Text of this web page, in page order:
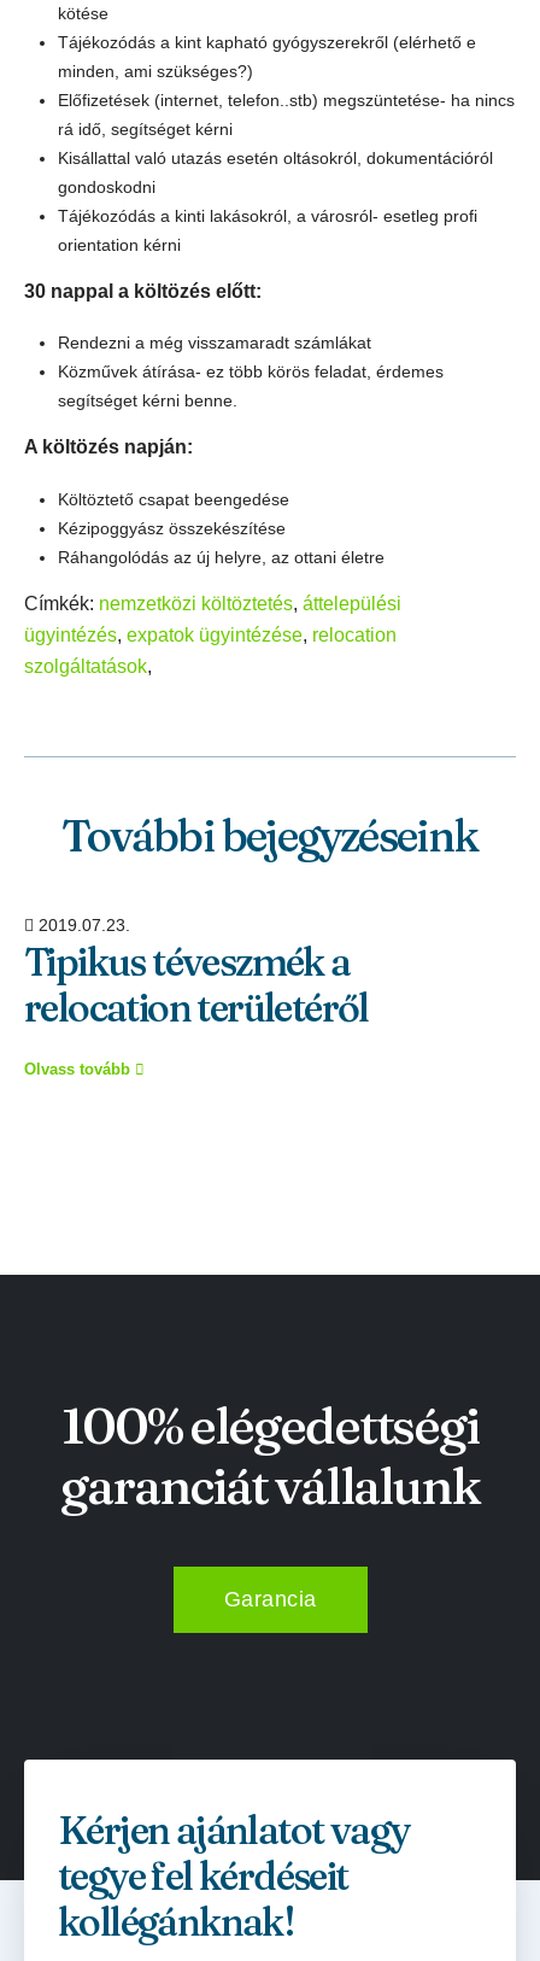
kötése
Tájékozódás a kint kapható gyógyszerekről (elérhető e
minden, ami szükséges?)
Előfizetések (internet, telefon..stb) megszüntetése- ha nincs
rá idő, segítséget kérni
Kisállattal való utazás esetén oltásokról, dokumentációról
gondoskodni
Tájékozódás a kinti lakásokról, a városról- esetleg profi
orientation kérni
30 nappal a költözés előtt:
Rendezni a még visszamaradt számlákat
Közművek átírása- ez több körös feladat, érdemes
segítséget kérni benne.
A költözés napján:
Költöztető csapat beengedése
Kézipoggyász összekészítése
Ráhangolódás az új helyre, az ottani életre
Címkék: nemzetközi költöztetés, áttelepülési
ügyintézés, expatok ügyintézése, relocation
szolgáltatások,
További bejegyzéseink
2019.07.23.
Tipikus téveszmék a
relocation területéről
Olvass tovább
100% elégedettségi
garanciát vállalunk
Garancia
Kérjen ajánlatot vagy
tegye fel kérdéseit
kollégánknak!